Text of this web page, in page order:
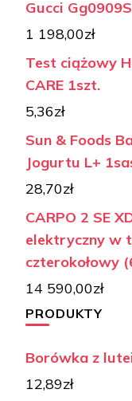
Gucci
1 198,00zł
Test ciążowy
CARE 1szt.
5,36zł
Sun & Foods
Jogurtu L+
28,70zł
CARPO 2 SE
elektryczny w
czterokołowy
14 590,00zł
PRODUKTY
Borówka z
12,89zł